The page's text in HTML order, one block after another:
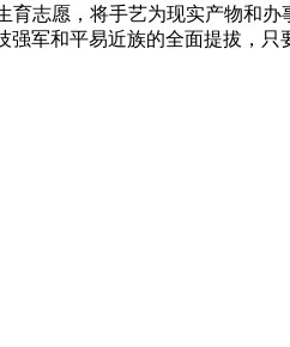
志愿，将手艺为现实产物和办
军和平易近族的全面提拔，只